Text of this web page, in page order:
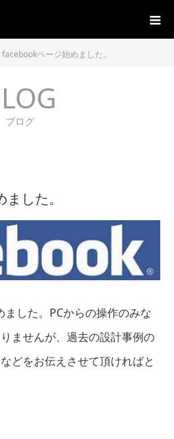
facebookページ始めました。
ブログ
した。
した。PCからの操作のみな
ませんが、過去の設計事例の
どをお伝えさせて頂ければと